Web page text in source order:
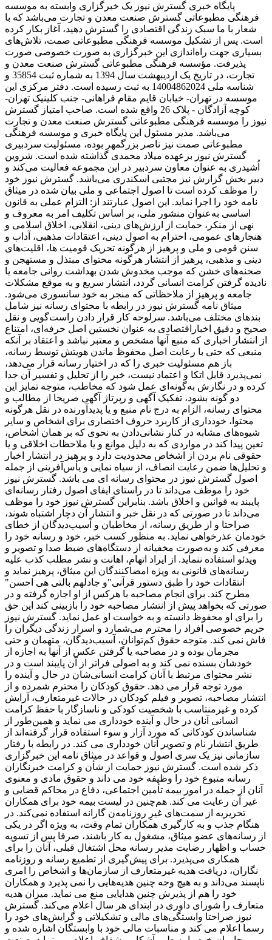
پایگاه خبری گسترش نیوز یک خبرگزاری وابسته به موسسه
فرهنگی مطبوعاتی گسترش صنعت معدن و تجارت می‌باشد که با
شعار با ما سبک زندگی اقتصادی را گسترش دهید، آغاز بکار کرده
است. پس از تشکیل موسسه فرهنگی مطبوعاتی صمت، تلاش‌های
بسیاری جهت راه‌اندازی این خبرگزاری به صورت خصوصی صورت
پذیرفت. مؤسسه فرهنگی مطبوعاتی گسترش صنعت معدن و
تجارت، در تاریخ یک اردیبهشت سال 1394 به شماره ثبت 35854 و
شناسه ملی 14004862024 به ثبت رسیده است. دفتر مرکزی این
موسسه در تهران- خیابان قایم مقام فراهانی- جنب کلینیک تهران-
کوچه آزادگان - پلاک 26 واقع شده است. صاحب امتیاز گسترش
نیوز را موسسه فرهنگی مطبوعاتی گسترش صنعت معدن و تجارت
می‌باشد. مدیر مسئول این پایگاه خبری و موسسه فرهنگی
مطبوعاتی صمت نیز ناصر بزرگمهر بوده، مسئولیت سردبیری
گسترش نیوز برعهده میلاد محمدی گذاشته شده است. شروین
اُشیدری به عنوان معاون سردبیر در این مجموعه فعالیت می‌کند و
دبیر بخش گزارش نیز مجتبی اسکندری می‌باشد. گسترش نیوز خود
را موظف کرده است تا اصول اجتماعی و ملی بیان شده در میثاق
نامه خود را اجرا نماید. این اصول عبارتند از: التزام عملی به قانون
اساسی به‌عنوان منشور ملی، بر اساس تکلیف امر به‌ معروف و
نهی از منکر، حمایت از ارزش‌های دینی، انقلابی، اخلاق اسلامی و
هنجارهای عمومی، احترام به اصول دینی، اعتقادات مذهبی، آداب و
سنن قومی و ملی و ‌پرهیز از هرگونه تحریک قومیت ‌ها، اقلیت‌های
دینی و مذهبی، پرهیز از انتشار هرگونه محتوای مبتذل و مستهجن و
صحنه‌های خشن که موجب مخدوش شدن بهداشت روانی جامعه یا
نادیده گرفتن کرامت انسانی گردد، انتشار سریع و به‌ موقع مشکلات
جامعه و پرهیز از ملاحظاتی که منجر به خود سانسوری می‌شود.
میثاق نامه گسترش نیوز در رابطه با محتوای رسانه نیز شامل
بندهای مختلف می‌باشد. سرلوحه کار قرار دادن راست‌گویی و نقل
صحیح و دقیق اخباراقتصادی به ‌عنوان نخستین اصل حرفه‌ای، امتناع
از انتشار اخباری که منبع آنها مشخص و معتبر نباشد و اعتقاد بر آنکه
منبعی که حتی با رعایت اصل محفوظ ماندن هویتش توسط رسانه،
باز هم مسئولیت خبری را که در اختیار رسانه قرار می‌دهد،
نمی‌پذیرد قابل اتکا و اعتماد نیست، خبر را از تحلیل و تفسیر آن جدا
کرده و در نگارش به‌گونه‌ای عمل شود که مخاطب، متوجه تمایز این
دو گونه بشود، تفکیک آگهی و رپرتاژ آگهی صریحا از مطالب و
محتوای رسانه، الزام به درج نام منبع و یا پدیدآورنده در نقل هرگونه
محتوا، خودداری از کاربرد حروف اختصاری برای اشخاص و سایر
شیوه‌های مشابه در کنار نشانی‌دادن به نحوی که بر همان اشخاص،
تعین پیدا کند در مواردی که به دلیل موانع و یا ملاحظات اخلاقی و یا
حقوقی نام بردن از اشخاص محدودیت دارد و پرهیز در انتشار اخبار
و تحلیل‌ها ضمن رعایت انصاف، از سیاه ‌نمایی و یأس‌آفرینی از جمله
اصول گسترش نیوز در محتوای رسانه ای می باشد. گسترش نیوز
خود را موظف می‌داند تا در راستای ایفای اصول رفتار رسانه‌ای
پایبند به قوانین و اخلاق باشد. بنابراین گسترش نیوز خود را موظف
می‌داند تا در صورتی که در نقل خبر و انتشار آن دچار اشتباه شوند،
صراحتا و از طریق رسانه، از مخاطبان و آسیب‌دیدگان از خطای
خودمان عذرخواهی نماید. به منظور کسب خبر، خود و رسانه خود را
معرفی کند و به‌صورت مخفیانه از دستگاه‌های ضبط صدا و تصویر و
ویدئو استفاده ننماید. از ایراد اتهام، اهانت و نشر مطلب کذب علیه
رسانه‌های قانونی به ‌ویژه امضاکنندگان این میثاق، پرهیز نماید و
انتقادات‌ خود را طبق دستور قرآنی"و جادلهم بالتی هی احسن"
مطرح کند. برای انجام مصاحبه با هرکس از او اجازه گرفته و در
صورتی که بخواهد پیش از انتشار مصاحبه خود را بازبینی کند این حق
را برای او محفوظ دانسته و به خواست او عمل نماید. گسترش نیوز
حریم خصوصی افراد را محترم می‌شمارد و اسرار زندگی دیگران را
فاش نمی کند. متوجه حقوق کم‌توانان، آسیب‌دیدگان، متهمان و حتی
مجرمان بوده و در مصاحبه یا گرفتن عکس از آنها به اجازه از
خودشان بسنده نمی کند و به اصولی فراتر از آن پایبند است و در
نشر محتوای مرتبط با آنان کرامت انسانی‌شان در حال و آینده را
مورد توجه قرار می دهد. حقوق کودکان را محترم شمرده و از
انتشار مصاحبه، تصویر و فیلم کودکان در حالات غیرمتعارف، آرایش
کرده و غیرمنتاسب با شخصیت کودکی و ناسازگار با حفظ کرامت
انسانی آنان در حال و آینده خودداری می نماید و همین‌طور از
شناساندن کودکانی که مورد آزار و سوء استفاده قرار گرفته‌اند از
طریق انتشار نام و تصویر آنان خودداری می کند. در رابطه با رفتار
سازمانی نیز یک سری اصول و قواعد در میثاق نامه این خبرگزاری
ذکر شده است. گسترش نیوز حمایت از شأن و کرامت خبرنگاران
رسانه متبوع خود را وظیفه خود می داند و حقوق مادی و معنوی
آنان از جمله در امور بیمه تأمین اجتماعی، دفاع در محاکم قضایی و
غیر آن رعایت می کند. هم‌چنین در لیست بیمه خود برای همکاران
تحریریه از سمت‌های غیرِ روزنامه‌ن گارانه استفاده نمی‌کند. در
هنگام جذب و به کارگیری همکاران تمام وقت، به ‌ویژه اگر در یکی
از رسانه‌های عضو میثاق، مشغول به کار باشند، صرفا پس از تسویه‌
حساب و اظهار رضایت مدیر رسانه محل اشتغال قبلی، آنان را برای
همکاری می‌پذیرد. برای پیش‌گیری از تطمیع رسانه و روزنامه
‌نگاران، دریافت هدیه غیرمتعارف از سازمان‌ها و اشخاص را امری
ناپسند می‌داند و به ‌هیچ ‌وجه چنین هدیه‌هایی را نمی پذیرد و همکاران
خود را هم از پذیرش چنین هدایایی منع می نماید. میزان هدیه
متعارف را شورای داوری در ابتدای هر سال اعلام می‌کند. گسترش
نیوز صراحتا وابستگی‌های مالی و تشکیلاتی و گرایش‌های خود را
رسما اعلام می کند و مناسبات مالی خود با وابستگان اشاره شده و